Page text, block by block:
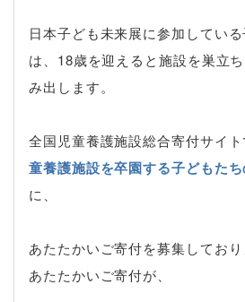
日本子ども未来展に参加してい
は、18歳を迎えると施設を巣立
み出します。
全国児童養護施設総合寄付サイ
童養護施設を卒園する子どもた
に、
あたたかいご寄付を募集してお
あたたかいご寄付が、